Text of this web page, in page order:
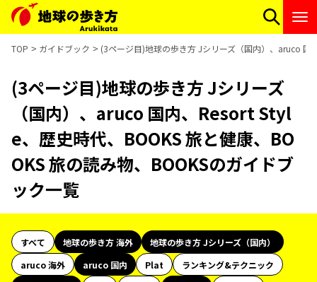
TOP ガイドブック (3ページ目)地球の歩き方 Jシリーズ（国内）、aruco 国
(3ページ目)地球の歩き方 Jシリーズ
（国内）、aruco 国内、Resort Styl
e、歴史時代、BOOKS 旅と健康、BO
OKS 旅の読み物、BOOKSのガイドブ
ック一覧
すべて 地球の歩き方 海外
地球の歩き方 Jシリーズ（国内）
aruco 海外
aruco 国内 Plat
ランキング&テクニック